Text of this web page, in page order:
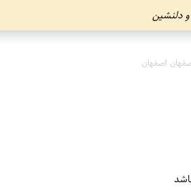
دلنشین
اصفهان